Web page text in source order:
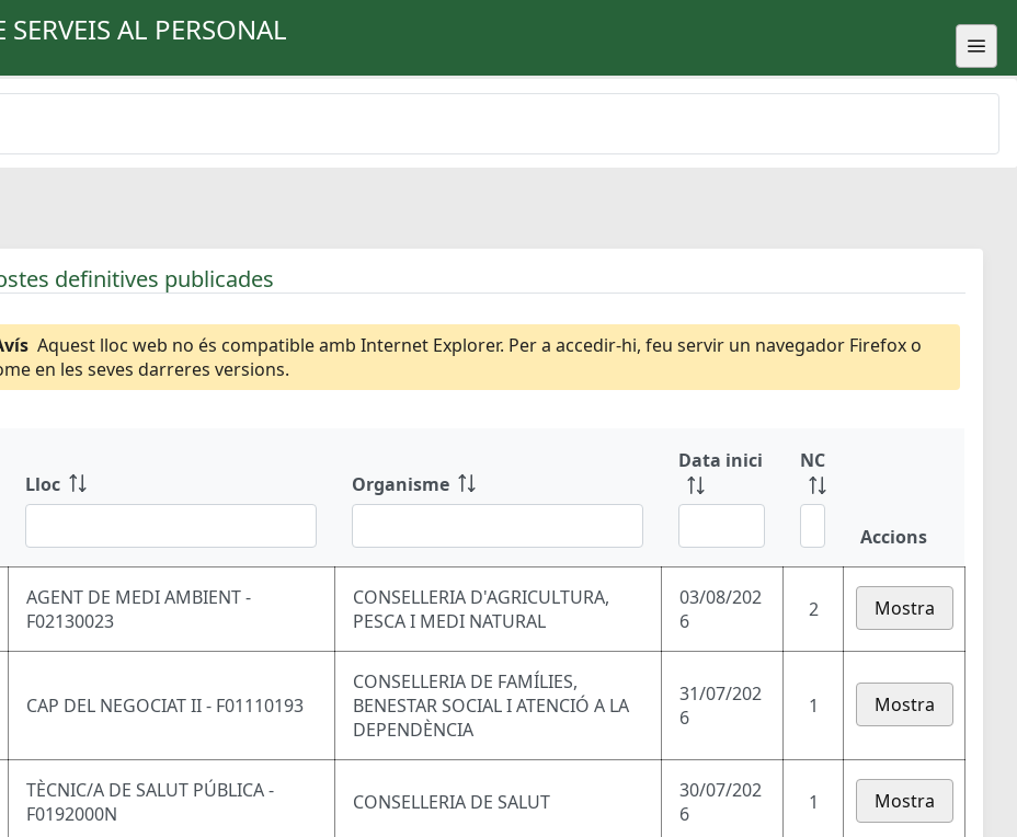
AL PERSONAL
definitives publicades
Aquest lloc web no és compatible amb Internet Explorer. Per a accedir-hi, feu servir un navegador Firefox o
en les seves darreres versions.
Lloc Organisme
Data inici NC
Accions
AGENT DE MEDI AMBIENT -
F02130023
CONSELLERIA D'AGRICULTURA,
PESCA I MEDI NATURAL
03/08/202
6
2 Mostra
CAP DEL NEGOCIAT II - F01110193
CONSELLERIA DE FAMÍLIES,
BENESTAR SOCIAL I ATENCIÓ A LA
DEPENDÈNCIA
31/07/202
6
1 Mostra
TÈCNIC/A DE SALUT PÚBLICA -
F0192000N
CONSELLERIA DE SALUT
30/07/202
6
1 Mostra